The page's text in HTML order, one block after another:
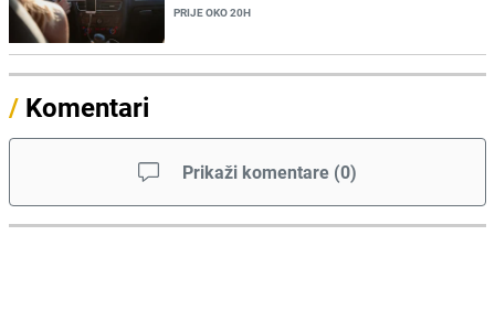
PRIJE OKO 20H
/ Komentari
Prikaži komentare (0)